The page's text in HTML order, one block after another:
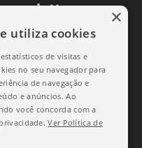
promoções e
no seu e-mail.
utiliza cookies
de visitas e
no seu navegador para
de navegação e
e anúncios. Ao
você concorda com a
Ver Política de
×